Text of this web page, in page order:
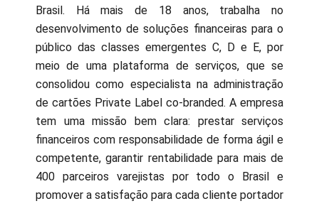
Brasil. Há mais de 18 anos, trabalha no
desenvolvimento de soluções financeiras para o
público das classes emergentes C, D e E, por
meio de uma plataforma de serviços, que se
consolidou como especialista na administração
de cartões Private Label co-branded. A empresa
tem uma missão bem clara: prestar serviços
financeiros com responsabilidade de forma ágil e
competente, garantir rentabilidade para mais de
400 parceiros varejistas por todo o Brasil e
promover a satisfação para cada cliente portador